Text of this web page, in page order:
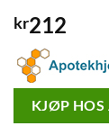
kr212
KJØP HOS